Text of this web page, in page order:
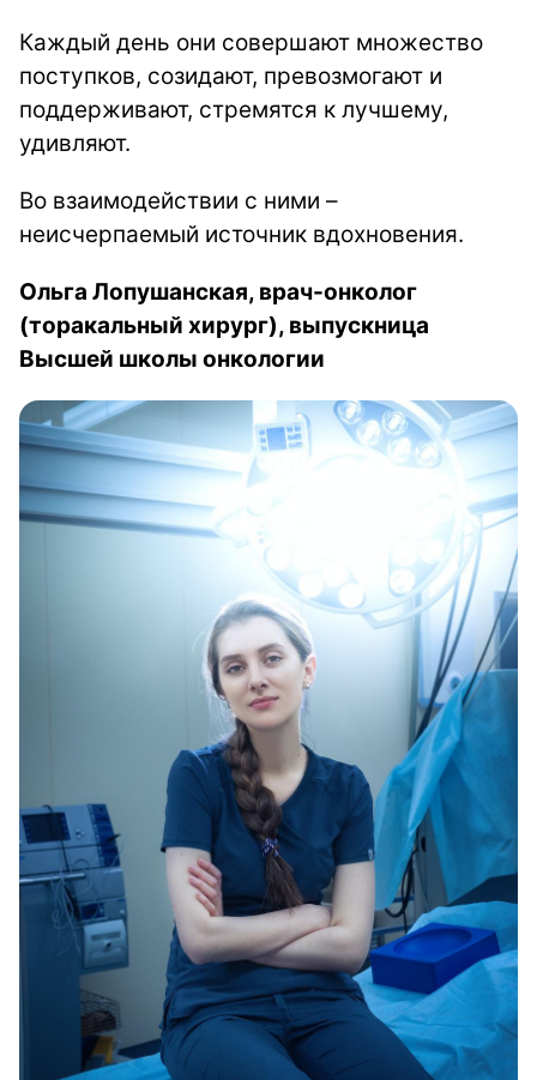
Каждый день они совершают множество
поступков, созидают, превозмогают и
поддерживают, стремятся к лучшему,
удивляют.
Во взаимодействии с ними –
неисчерпаемый источник вдохновения.
Ольга Лопушанская, врач-онколог
(торакальный хирург), выпускница
Высшей школы онкологии